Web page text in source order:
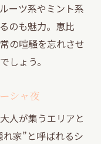
ーツ系やミント系
のも魅力。恵比
の喧騒を忘れさせ
しょう。
シャ夜
人が集うエリアと
家”と呼ばれるシ